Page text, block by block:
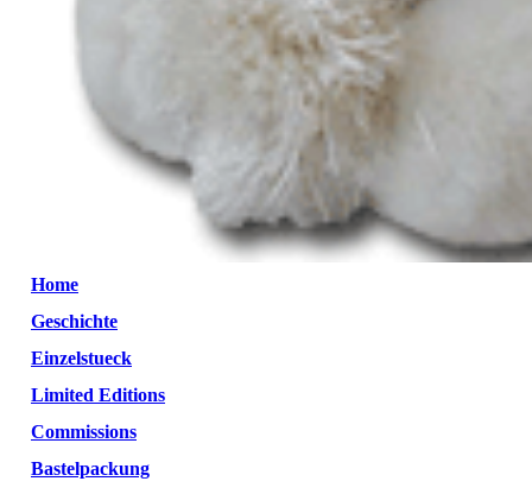
Home
Geschichte
Einzelstueck
Limited Editions
Commissions
Bastelpackung